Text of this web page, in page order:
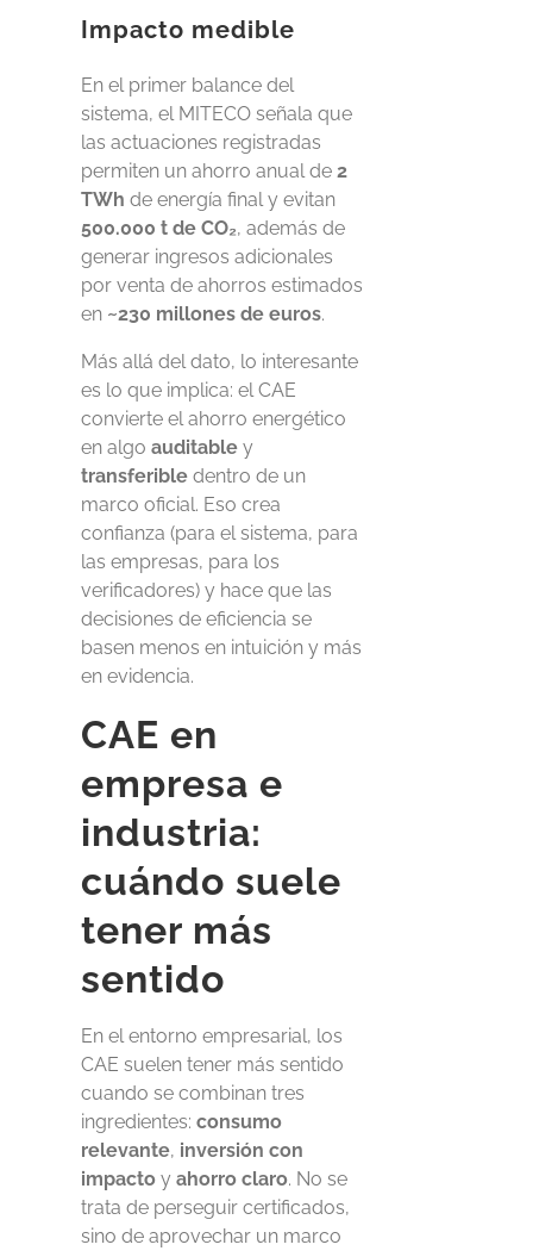
Impacto medible
En el primer balance del
sistema, el MITECO señala que
las actuaciones registradas
permiten un ahorro anual de 2
TWh de energía final y evitan
500.000 t de CO₂, además de
generar ingresos adicionales
por venta de ahorros estimados
en ~230 millones de euros.
Más allá del dato, lo interesante
es lo que implica: el CAE
convierte el ahorro energético
en algo auditabley
transferibledentro de un
marco oficial. Eso crea
confianza (para el sistema, para
las empresas, para los
verificadores) y hace que las
decisiones de eficiencia se
basen menos en intuición y más
en evidencia.
CAE en
empresa e
industria:
cuándo suele
tener más
sentido
En el entorno empresarial, los
CAE suelen tener más sentido
cuando se combinan tres
ingredientes: consumo
relevante, inversión con
impactoy ahorro claro. No se
trata de perseguir certificados,
sino de aprovechar un marco